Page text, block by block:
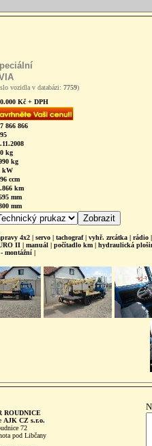
vozidla v databázi: 7759)
Kč + DPH
866 866
kg
kg
kW
ccm
km
mm
mm
4x2 | servo | tachograf | vyhř. zrcátka | rádio |
II | manuál | počítadlo km | hydraulická
montážní |
ROUDNICE
AJK CZ s.r.o.
72
pod Libčany